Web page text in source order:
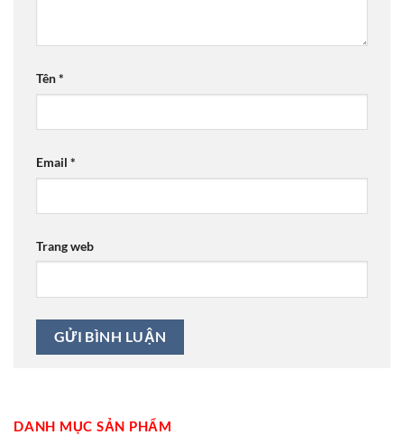
Tên*
Email *
Trang web
DANH MỤC SẢN PHẨM